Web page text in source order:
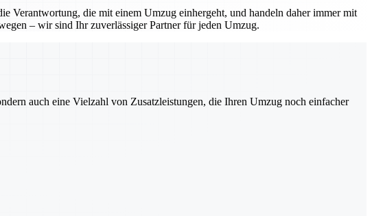
Verantwortung, die mit einem Umzug einhergeht, und handeln daher immer mit
– wir sind Ihr zuverlässiger Partner für jeden Umzug.
auch eine Vielzahl von Zusatzleistungen, die Ihren Umzug noch einfacher